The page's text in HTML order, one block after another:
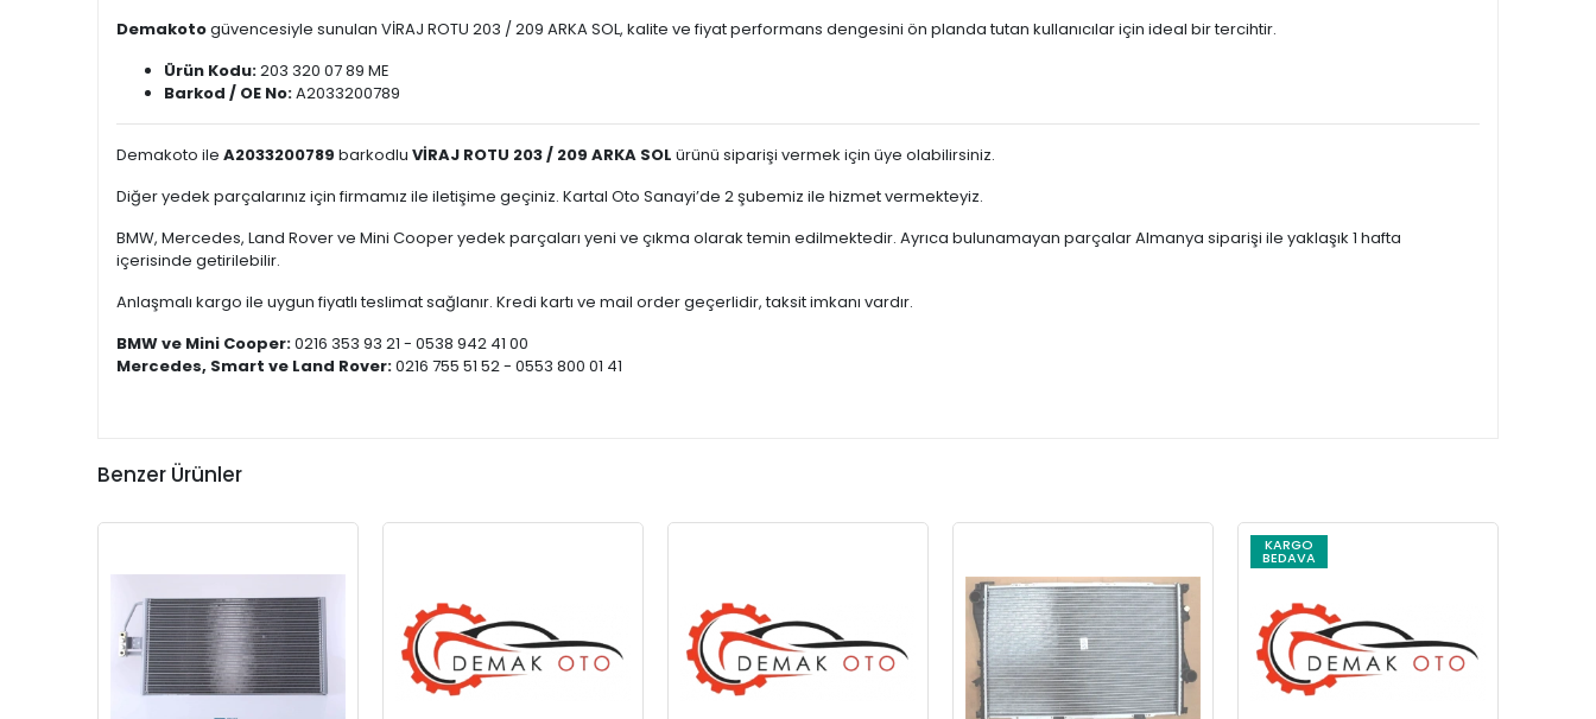
Demakotogüvencesiyle sunulan VİRAJ ROTU 203 / 209 ARKA SOL, kalite ve fiyat performans dengesini ön planda tutan kullanıcılar için ideal bir tercihtir.
Ürün Kodu:203 320 07 89 ME
Barkod / OE No:A2033200789
Demakoto ile A2033200789 barkodlu VİRAJ ROTU 203 / 209 ARKA SOL ürünü siparişi vermek için üye olabilirsiniz.
Diğer yedek parçalarınız için firmamız ile iletişime geçiniz. Kartal Oto Sanayi’de 2 şubemiz ile hizmet vermekteyiz.
BMW, Mercedes, Land Rover ve Mini Cooper yedek parçaları yeni ve çıkma olarak temin edilmektedir. Ayrıca bulunamayan parçalar Almanya siparişi ile yaklaşık 1 hafta
içerisinde getirilebilir.
Anlaşmalı kargo ile uygun fiyatlı teslimat sağlanır. Kredi kartı ve mail order geçerlidir, taksit imkanı vardır.
BMW ve Mini Cooper:0216 353 93 21 - 0538 942 41 00
Mercedes, Smart ve Land Rover:0216 755 51 52 - 0553 800 01 41
Benzer Ürünler
KARGO
BEDAVA